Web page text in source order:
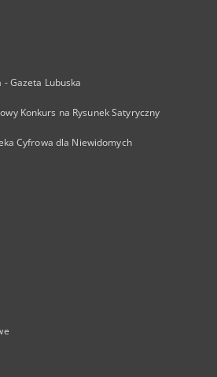
Gazeta Lubuska
Konkurs na Rysunek Satyryczny
Cyfrowa dla Niewidomych